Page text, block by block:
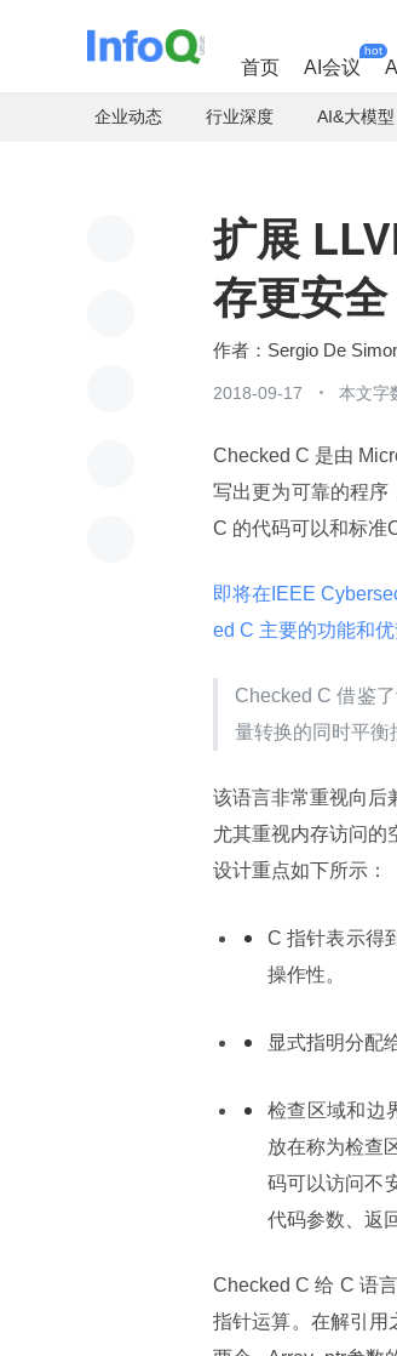
首页 AI会议
hot
企业动态 行业深度 AI&大模型
扩展
存更安全
Sergio De
2018-09-17 本文字
Checked C 是由
写出更为可靠的程序
C 的代码可以和标准
即将在IEEE
ed C 主要的功能和
Checked C 借鉴
量转换的同时平衡
该语言非常重视向后
尤其重视内存访问的
设计重点如下所示：
C 指针表示得
操作性。
显式指明分配
检查区域和边
放在称为检查
码可以访问不
代码参数、返
Checked C 给 C 语
指针运算。在解引用